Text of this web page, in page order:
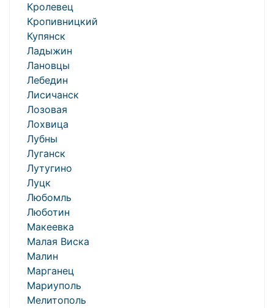
Кролевец
Кропивницкий
Купянск
Ладыжин
Лановцы
Лебедин
Лисичанск
Лозовая
Лохвица
Лубны
Луганск
Лутугино
Луцк
Любомль
Люботин
Макеевка
Малая Виска
Малин
Марганец
Мариуполь
Мелитополь